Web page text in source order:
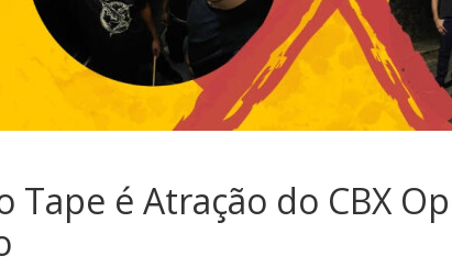
Tape é Atração do CBX